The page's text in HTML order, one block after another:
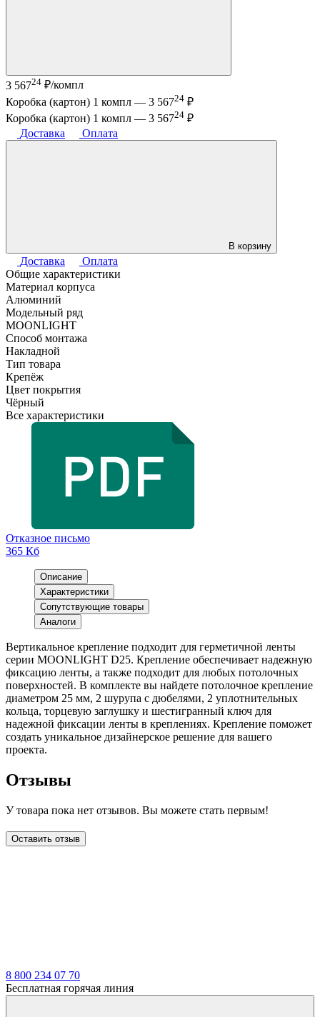
3 56724 ₽/компл
Коробка (картон) 1 компл — 3 56724 ₽
Коробка (картон) 1 компл — 3 56724 ₽
Доставка
Оплата
В корзину
Доставка
Оплата
Общие характеристики
Материал корпуса
Алюминий
Модельный ряд
MOONLIGHT
Способ монтажа
Накладной
Тип товара
Крепёж
Цвет покрытия
Чёрный
Все характеристики
Отказное письмо
365 Кб
Описание
Характеристики
Сопутствующие товары
Аналоги
Вертикальное крепление подходит для герметичной ленты
серии MOONLIGHT D25. Крепление обеспечивает надежную
фиксацию ленты, а также подходит для любых потолочных
поверхностей. В комплекте вы найдете потолочное крепление
диаметром 25 мм, 2 шурупа с дюбелями, 2 уплотнительных
кольца, торцевую заглушку и шестигранный ключ для
надежной фиксации ленты в креплениях. Крепление поможет
создать уникальное дизайнерское решение для вашего
проекта.
Отзывы
У товара пока нет отзывов. Вы можете стать первым!
Оставить отзыв
8 800 234 07 70
Бесплатная горячая линия